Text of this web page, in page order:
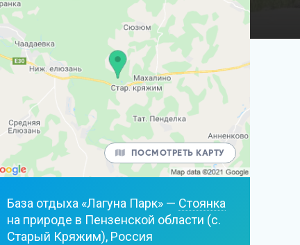
ПОСМОТРЕТЬ КАРТУ
База отдыха «Лагуна Парк» — Стоянка
на природе в Пензенской области (с.
Старый Кряжим), Россия